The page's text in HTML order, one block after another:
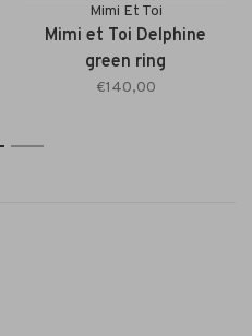
Mimi Et Toi
Mimi et Toi Delphine
green ring
€140,00
2